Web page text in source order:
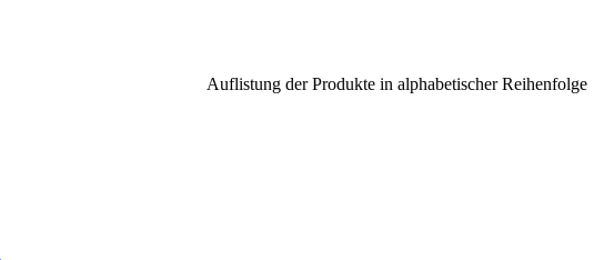
Auflistung der Produkte in alphabetischer Reihenfolge